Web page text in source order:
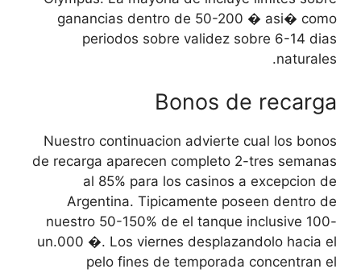
ganancias dentro de 50-200 � asi� como
periodos sobre validez sobre 6-14 dias
naturales.
Bonos de recarga
Nuestro continuacion advierte cual los bonos
de recarga aparecen completo 2-tres semanas
al 85% para los casinos a excepcion de
Argentina. Tipicamente poseen dentro de
nuestro 50-150% de el tanque inclusive 100-
un.000 �. Los viernes desplazandolo hacia el
pelo fines de temporada concentran el